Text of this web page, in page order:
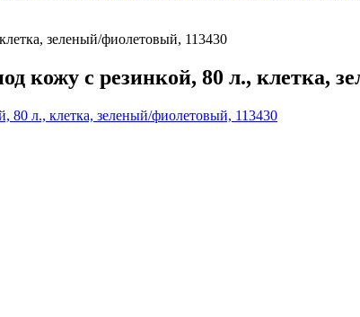
зеленый/фиолетовый, 113430
кожу с резинкой, 80 л., клетка,